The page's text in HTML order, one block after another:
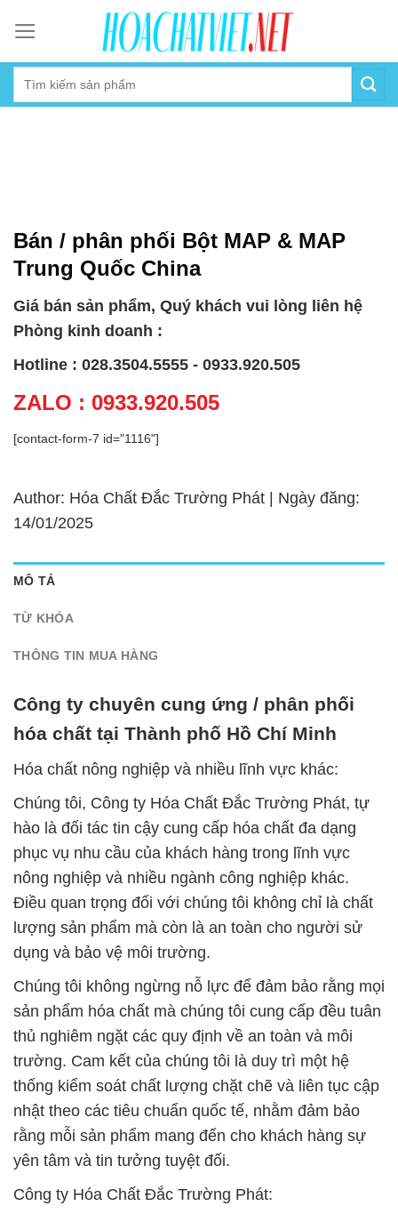
content
Bán / phân phối Bột MAP & MAP
Trung Quốc China
Giá bán sản phẩm, Quý khách vui lòng liên hệ
Phòng kinh doanh :
Hotline : 028.3504.5555 - 0933.920.505
ZALO : 0933.920.505
[contact-form-7 id="1116"]
Author: Hóa Chất Đắc Trường Phát | Ngày đăng:
14/01/2025
MÔ TẢ
TỪ KHÓA
THÔNG TIN MUA HÀNG
Công ty chuyên cung ứng / phân phối
hóa chất tại Thành phố Hồ Chí Minh
Hóa chất nông nghiệp và nhiều lĩnh vực khác:
Chúng tôi, Công ty Hóa Chất Đắc Trường Phát, tự
hào là đối tác tin cậy cung cấp hóa chất đa dạng
phục vụ nhu cầu của khách hàng trong lĩnh vực
nông nghiệp và nhiều ngành công nghiệp khác.
Điều quan trọng đối với chúng tôi không chỉ là chất
lượng sản phẩm mà còn là an toàn cho người sử
dụng và bảo vệ môi trường.
Chúng tôi không ngừng nỗ lực để đảm bảo rằng mọi
sản phẩm hóa chất mà chúng tôi cung cấp đều tuân
thủ nghiêm ngặt các quy định về an toàn và môi
trường. Cam kết của chúng tôi là duy trì một hệ
thống kiểm soát chất lượng chặt chẽ và liên tục cập
nhật theo các tiêu chuẩn quốc tế, nhằm đảm bảo
rằng mỗi sản phẩm mang đến cho khách hàng sự
yên tâm và tin tưởng tuyệt đối.
Công ty Hóa Chất Đắc Trường Phát: